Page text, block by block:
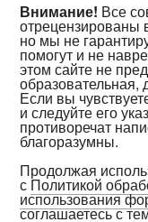
Внимание! Все
но мы не
помогут и не
этом сайте не
Если вы
и следуйте его
противоречат
благоразумны.
Продолжая
с Политикой
использования
соглашаетесь с